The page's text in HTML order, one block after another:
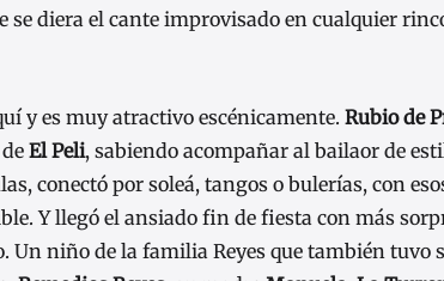
se diera el cante improvisado en cualquier
y es muy atractivo escénicamente. Rubio de
El Peli, sabiendo acompañar al bailaor de
conectó por soleá, tangos o bulerías, con
Y llegó el ansiado fin de fiesta con más
Un niño de la familia Reyes que también tuvo